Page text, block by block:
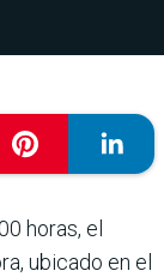
horas, el
ubicado en el